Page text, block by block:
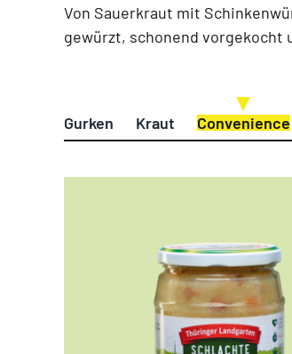
Von Sauerkraut mit
gewürzt, schonend vorgekocht
Gurken Kraut Convenience